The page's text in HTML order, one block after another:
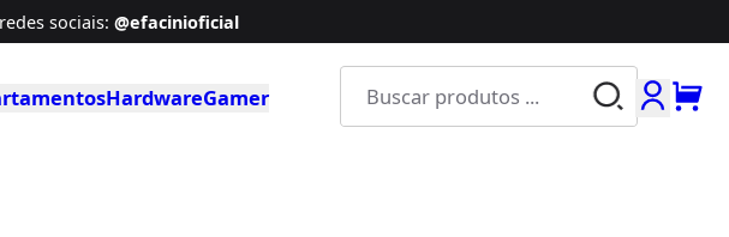
sociais: @efacinioficial
Buscar
HardwareGamer